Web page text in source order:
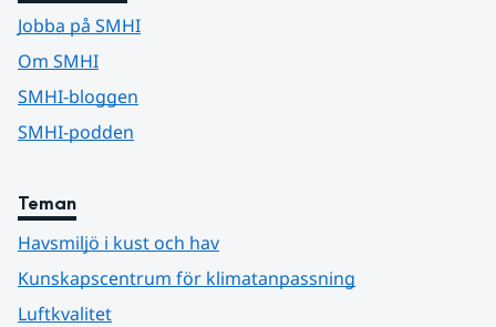
Jobba på SMHI
Om SMHI
SMHI-bloggen
SMHI-podden
Teman
Havsmiljö i kust och hav
Kunskapscentrum för klimatanpassning
Luftkvalitet